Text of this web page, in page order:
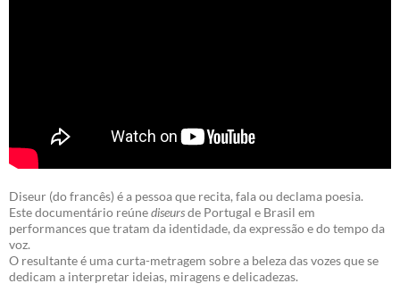
Diseur (do francês) é a pessoa que recita, fala ou declama poesia.
Este documentário reúnediseursde Portugal e Brasil em
performances que tratam da identidade, da expressão e do tempo da
voz.
O resultante é uma curta-metragem sobre a beleza das vozes que se
dedicam a interpretar ideias, miragens e delicadezas.